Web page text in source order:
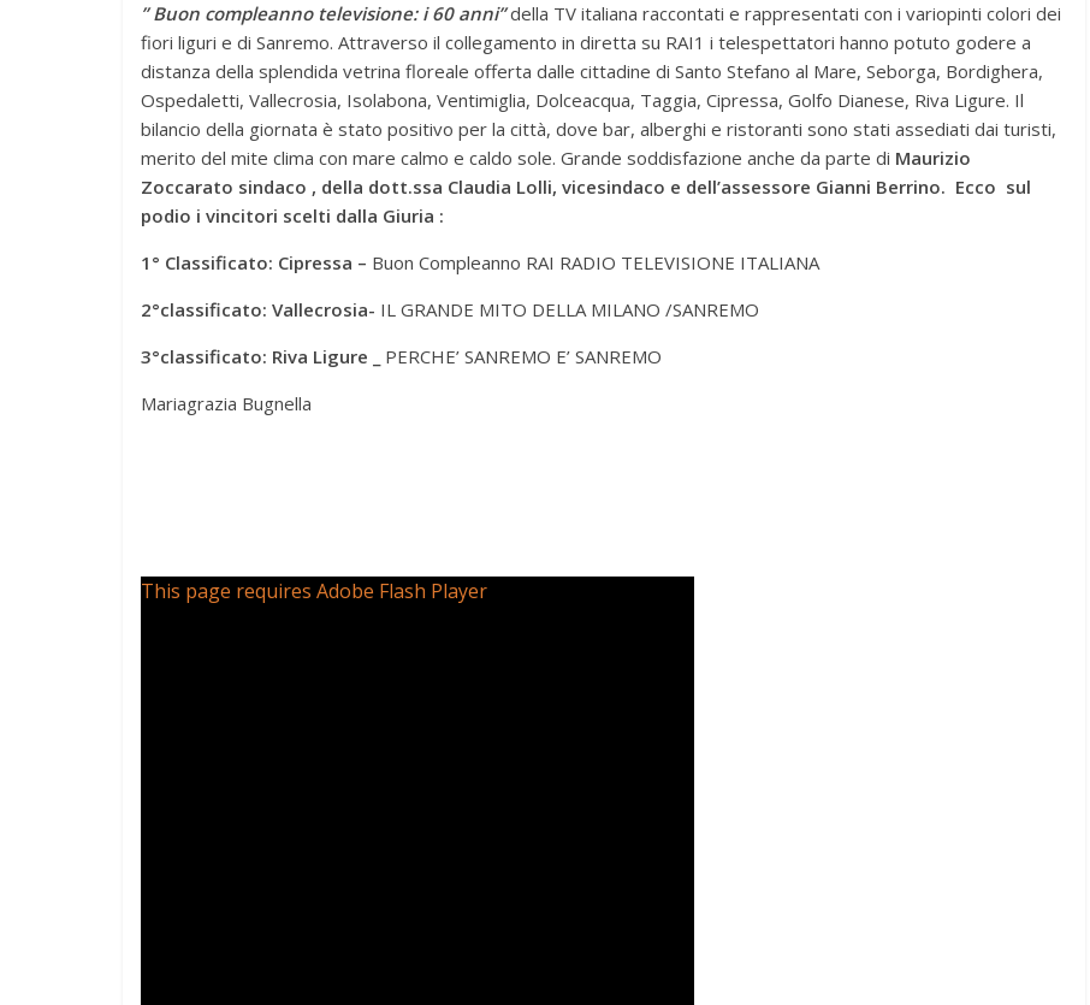
” Buon compleanno televisione: i 60 anni”della TV italiana raccontati e rappresentati con i variopinti colori dei
fiori liguri e di Sanremo. Attraverso il collegamento in diretta su RAI1 i telespettatori hanno potuto godere a
distanza della splendida vetrina floreale offerta dalle cittadine di Santo Stefano al Mare, Seborga, Bordighera,
Ospedaletti, Vallecrosia, Isolabona, Ventimiglia, Dolceacqua, Taggia, Cipressa, Golfo Dianese, Riva Ligure. Il
bilancio della giornata è stato positivo per la città, dove bar, alberghi e ristoranti sono stati assediati dai turisti,
merito del mite clima con mare calmo e caldo sole. Grande soddisfazione anche da parte di Maurizio
Zoccarato sindaco , della dott.ssa Claudia Lolli, vicesindaco e dell’assessore Gianni Berrino. Ecco sul
podio i vincitori scelti dalla Giuria :
1° Classificato: Cipressa – Buon Compleanno RAI RADIO TELEVISIONE ITALIANA
2°classificato: Vallecrosia- IL GRANDE MITO DELLA MILANO /SANREMO
3°classificato: Riva Ligure _
PERCHE’ SANREMO E’ SANREMO
Mariagrazia Bugnella
This page requires Adobe Flash Player